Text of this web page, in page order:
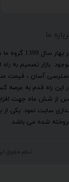
ما
​در بهار
بازار تصمیم به
آسان ، قیمت
این راه قدم به عرصه
از شش ماه جهت افزایش
سایت نمود. یکی
شده می باشد.
تمام حقوق